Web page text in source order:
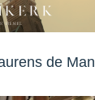
de Man